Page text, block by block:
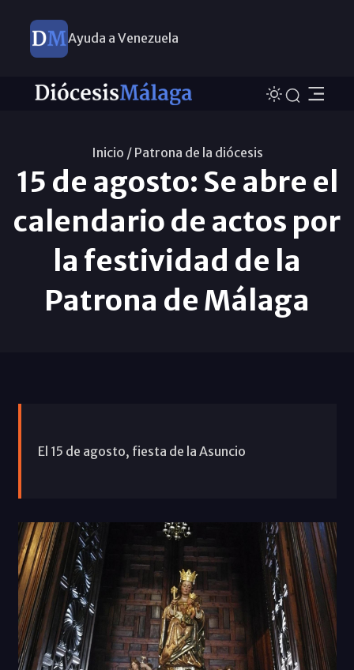
Ayuda a Venezuela
Inicio / Patrona de la diócesis
15 de agosto: Se abre el
calendario de actos por
la festividad de la
Patrona de Málaga
El 15 de agosto, fiesta de la Asuncio